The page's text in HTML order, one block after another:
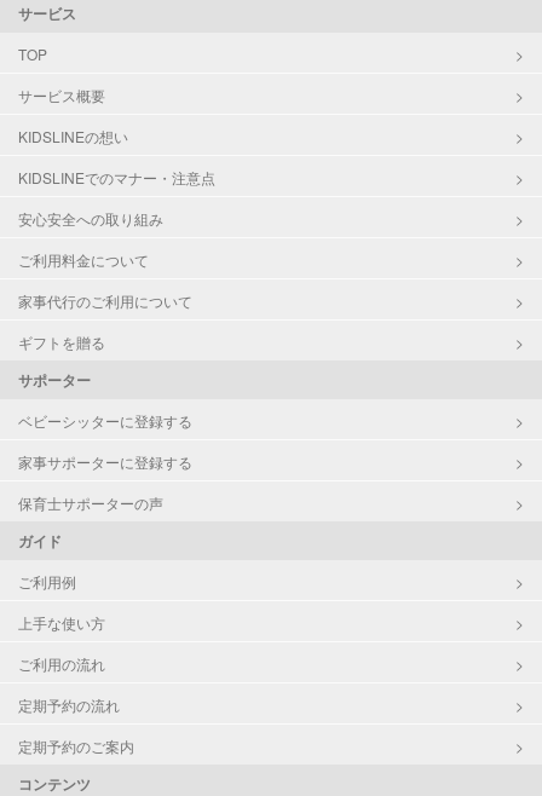
サービス
TOP
サービス概要
KIDSLINEの想い
KIDSLINEでのマナー・注意点
安心安全への取り組み
ご利用料金について
家事代行のご利用について
ギフトを贈る
サポーター
ベビーシッターに登録する
家事サポーターに登録する
保育士サポーターの声
ガイド
ご利用例
上手な使い方
ご利用の流れ
定期予約の流れ
定期予約のご案内
コンテンツ